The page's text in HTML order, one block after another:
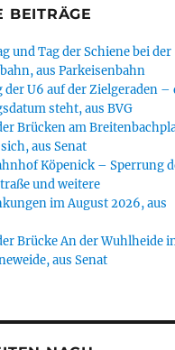
BEITRÄGE
und Tag der Schiene bei der
aus Parkeisenbahn
der U6 auf der Zielgeraden –
steht, aus BVG
Brücken am
aus Senat
Köpenick – Sperrung
und weitere
im August 2026, aus
Brücke An der Wuhlheide
aus Senat